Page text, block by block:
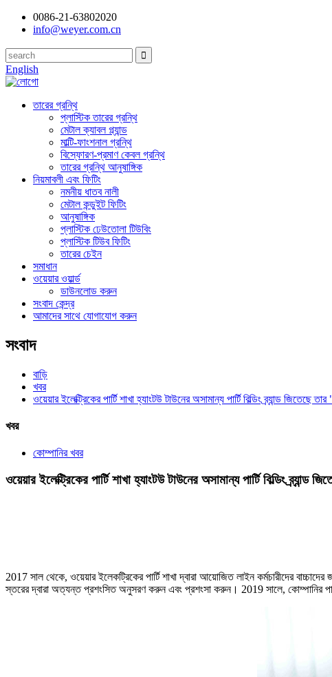
0086-21-63802020
info@weyer.com.cn
English
তারের গ্রন্থি
প্লাস্টিক তারের গ্রন্থি
মেটাল ক্যাবল গ্ল্যান্ড
মাল্টি-ফাংশনাল গ্রন্থি
বিস্ফোরণ-প্রমাণ কেবল গ্রন্থি
তারের গ্রন্থি আনুষাঙ্গিক
নিয়মাবলী এবং ফিটিং
নমনীয় ধাতব নালী
মেটাল কন্ডুইট ফিটিং
আনুষাঙ্গিক
প্লাস্টিক ঢেউতোলা টিউবিং
প্লাস্টিক টিউব ফিটিং
তারের চেইন
সমাধান
ওয়েয়ার ওয়ার্ল্ড
ডাউনলোড করুন
সংবাদ কেন্দ্র
আমাদের সাথে যোগাযোগ করুন
সংবাদ
বাড়ি
খবর
ওয়েয়ার ইলেক্ট্রিকের পার্টি শাখা হ্যাংটউ টাউনের অসামান্য পার্টি বিল্ডিং ব্র্যান্ড
খবর
কোম্পানির খবর
ওয়েয়ার ইলেক্ট্রিকের পার্টি শাখা হ্যাংটউ টাউনের অসামান্য পার্টি বিল্ডিং
2017 সাল থেকে, ওয়েয়ার ইলেকট্রিকের পার্টি শাখা দ্বারা আয়োজিত লাইন কর্মচারীদের
স্তরের দ্বারা অত্যন্ত প্রশংসিত অনুসরণ করুন এবং প্রশংসা করুন। 2019 সালে, কোম্পানির পার্টি